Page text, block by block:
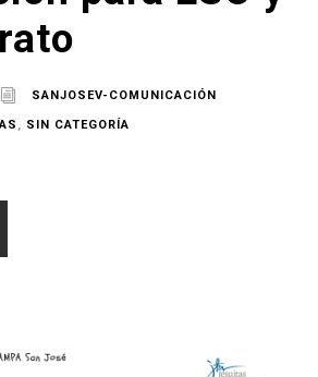
SANJOSEV-COMUNICACIÓN
, SIN CATEGORÍA